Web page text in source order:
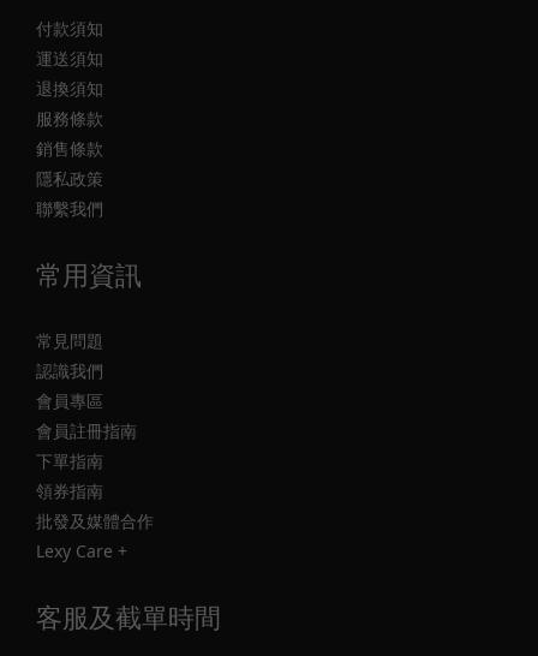
付款須知
運送須知
退換須知
服務條款
銷售條款
隱私政策
聯繫我們
常用資訊
常見問題
認識我們
會員專區
會員註冊指南
下單指南
領券指南
批發及媒體合作
Lexy Care +
客服及截單時間